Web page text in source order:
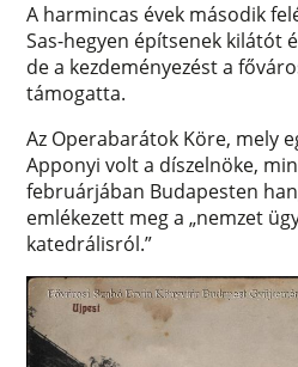
A harmincas évek második
Sas-hegyen építsenek kilátót
de a kezdeményezést a
támogatta.
Az Operabarátok Köre, mely
Apponyi volt a díszelnöke,
februárjában Budapesten
emlékezett meg a „nemzet
katedrálisról.”